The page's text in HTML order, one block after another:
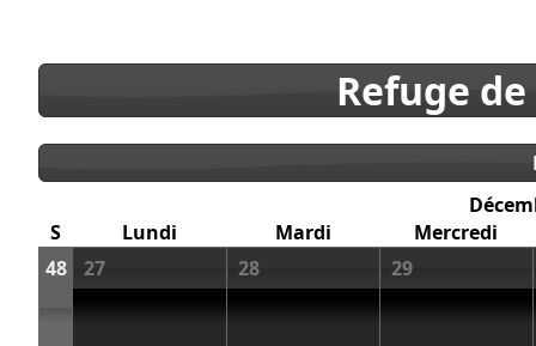
Refuge
S
Lundi Mardi
Mercredi
48
27 28 29